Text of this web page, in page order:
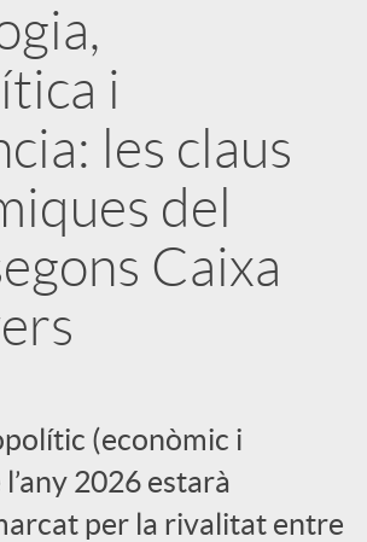
i
les claus
del
Caixa
(econòmic i
2026 estarà
per la rivalitat entre